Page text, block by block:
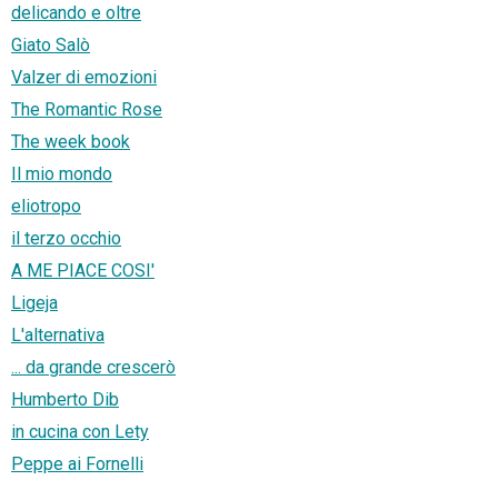
delicando e oltre
Giato Salò
Valzer di emozioni
The Romantic Rose
The week book
Il mio mondo
eliotropo
il terzo occhio
A ME PIACE COSI'
Ligeja
L'alternativa
... da grande crescerò
Humberto Dib
in cucina con Lety
Peppe ai Fornelli